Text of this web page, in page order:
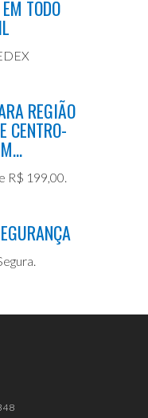
TODO
REGIÃO
CENTRO-
R$ 199,00.